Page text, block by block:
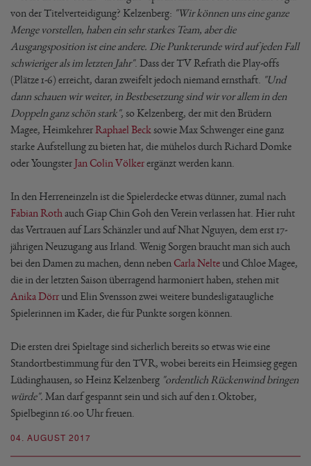
04. AUGUST 2017
von der Titelverteidigung? Kelzenberg: "Wir können uns eine ganze
Menge vorstellen, haben ein sehr starkes Team, aber die
Ausgangsposition ist eine andere. Die Punkterunde wird auf jeden Fall
schwieriger als im letzten Jahr". Dass der TV Refrath die Play-offs
(Plätze 1-6) erreicht, daran zweifelt jedoch niemand ernsthaft.
"Und
dann schauen wir weiter, in Bestbesetzung sind wir vor allem in den
Doppeln ganz schön stark", so Kelzenberg, der mit den Brüdern
Magee, Heimkehrer Raphael Beck sowie Max Schwenger eine ganz
starke Aufstellung zu bieten hat, die mühelos durch Richard Domke
oder Youngster Jan Colin Völkerergänzt werden kann.
In den Herreneinzeln ist die Spielerdecke etwas dünner, zumal nach
Fabian Roth auch Giap Chin Goh den Verein verlassen hat. Hier ruht
das Vertrauen auf Lars Schänzler und auf Nhat Nguyen, dem erst 17-
jährigen Neuzugang aus Irland. Wenig Sorgen braucht man sich auch
bei den Damen zu machen, denn neben Carla Nelteund Chloe Magee,
die in der letzten Saison überragend harmoniert haben, stehen mit
Anika Dörrund Elin Svensson zwei weitere bundesligataugliche
Spielerinnen im Kader, die für Punkte sorgen können.
Die ersten drei Spieltage sind sicherlich bereits so etwas wie eine
Standortbestimmung für den TVR, wobei bereits ein Heimsieg gegen
Lüdinghausen, so Heinz Kelzenberg "ordentlich Rückenwind bringen
würde". Man darf gespannt sein und sich auf den 1.Oktober,
Spielbeginn 16.00 Uhr freuen.